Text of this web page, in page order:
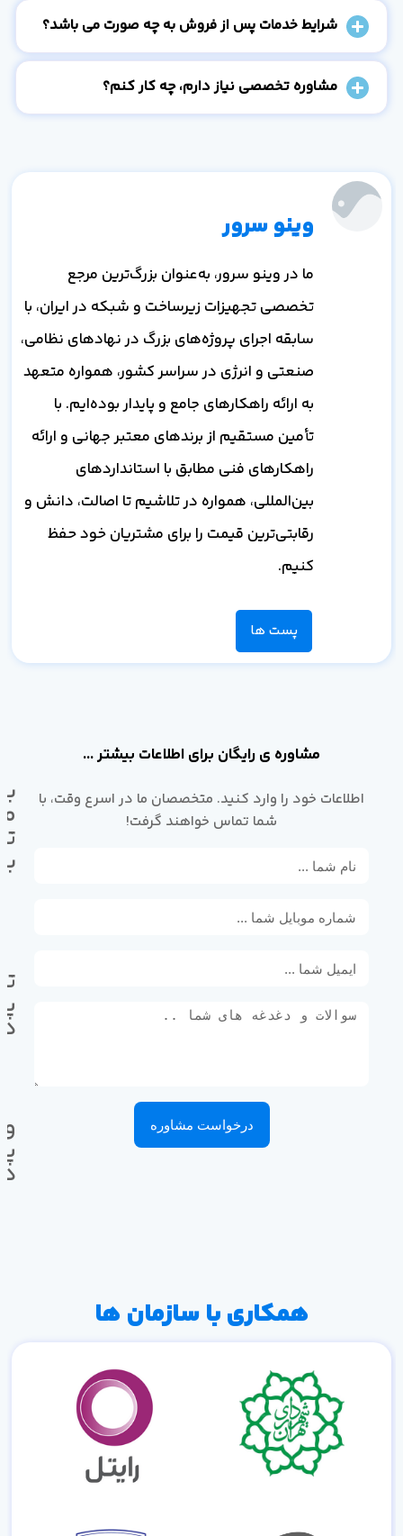
شرایط خدمات پس از فروش به چه صورت می باشد؟
مشاوره تخصصی نیاز دارم، چه کار کنم؟
وینو سرور
ما در وینو سرور، به‌عنوان بزرگ‌ترین مرجع
تخصصی تجهیزات زیرساخت و شبکه در ایران، با
سابقه اجرای پروژه‌های بزرگ در نهادهای نظامی،
صنعتی و انرژی در سراسر کشور، همواره متعهد
به ارائه راهکارهای جامع و پایدار بوده‌ایم. با
تأمین مستقیم از برندهای معتبر جهانی و ارائه
راهکارهای فنی مطابق با استانداردهای
بین‌المللی، همواره در تلاشیم تا اصالت، دانش و
رقابتی‌ترین قیمت را برای مشتریان خود حفظ
کنیم.
پست ها
مشاوره ی رایگان برای اطلاعات بیشتر ...
اطلاعات خود را وارد کنید. متخصصان ما در اسرع وقت، با
شما تماس خواهند گرفت!
درخواست مشاوره
با
همکاری با سازمان ها